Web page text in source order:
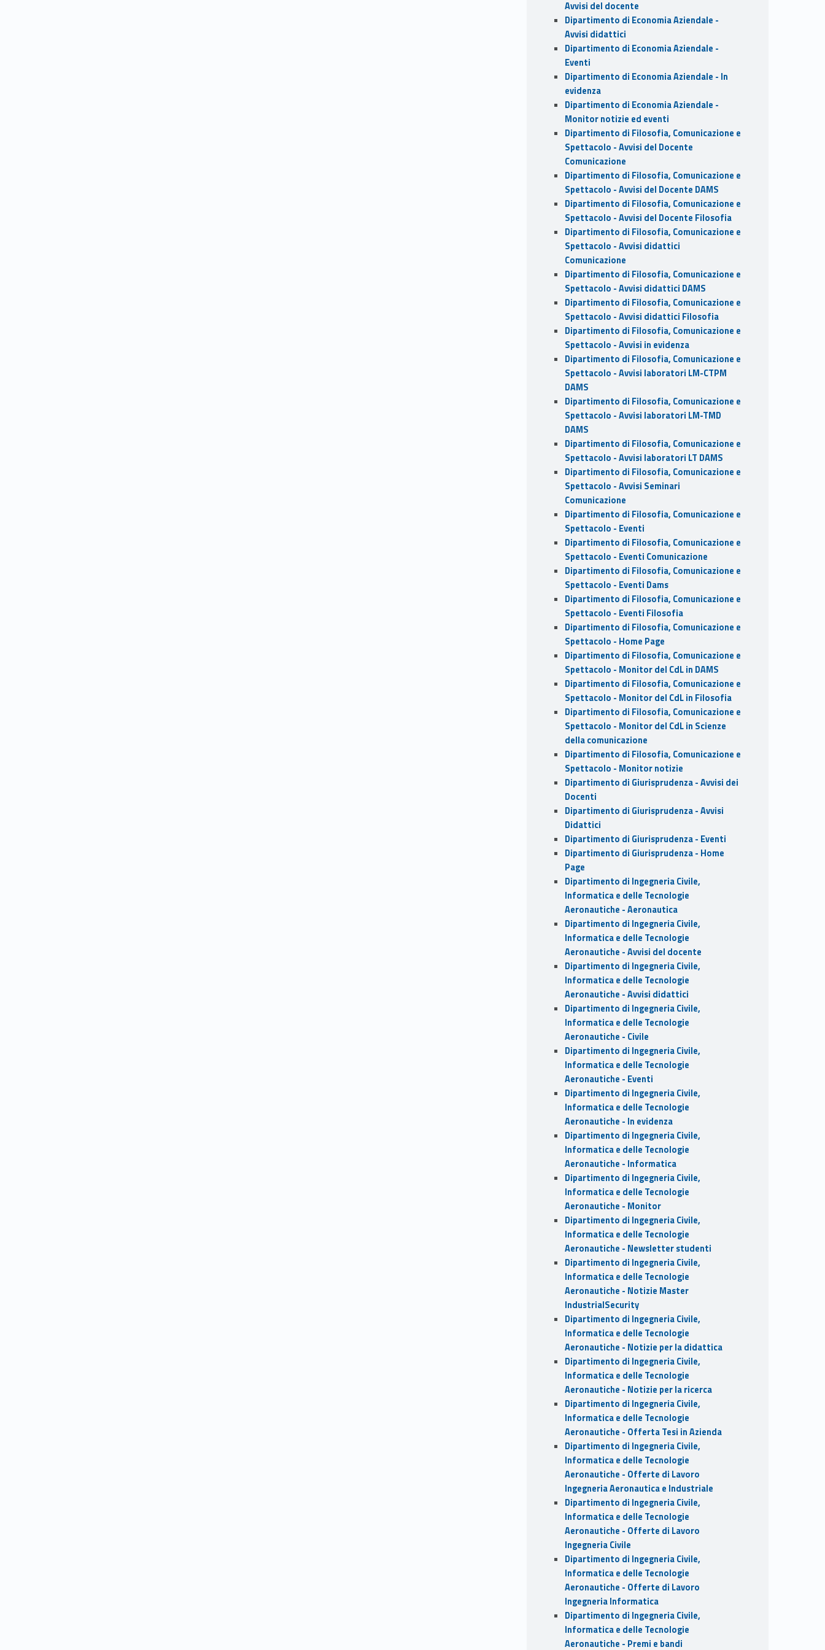
Avvisi del docente
Dipartimento di Economia Aziendale -
Avvisi didattici
Dipartimento di Economia Aziendale -
Eventi
Dipartimento di Economia Aziendale - In
evidenza
Dipartimento di Economia Aziendale -
Monitor notizie ed eventi
Dipartimento di Filosofia, Comunicazione e
Spettacolo - Avvisi del Docente
Comunicazione
Dipartimento di Filosofia, Comunicazione e
Spettacolo - Avvisi del Docente DAMS
Dipartimento di Filosofia, Comunicazione e
Spettacolo - Avvisi del Docente Filosofia
Dipartimento di Filosofia, Comunicazione e
Spettacolo - Avvisi didattici
Comunicazione
Dipartimento di Filosofia, Comunicazione e
Spettacolo - Avvisi didattici DAMS
Dipartimento di Filosofia, Comunicazione e
Spettacolo - Avvisi didattici Filosofia
Dipartimento di Filosofia, Comunicazione e
Spettacolo - Avvisi in evidenza
Dipartimento di Filosofia, Comunicazione e
Spettacolo - Avvisi laboratori LM-CTPM
DAMS
Dipartimento di Filosofia, Comunicazione e
Spettacolo - Avvisi laboratori LM-TMD
DAMS
Dipartimento di Filosofia, Comunicazione e
Spettacolo - Avvisi laboratori LT DAMS
Dipartimento di Filosofia, Comunicazione e
Spettacolo - Avvisi Seminari
Comunicazione
Dipartimento di Filosofia, Comunicazione e
Spettacolo - Eventi
Dipartimento di Filosofia, Comunicazione e
Spettacolo - Eventi Comunicazione
Dipartimento di Filosofia, Comunicazione e
Spettacolo - Eventi Dams
Dipartimento di Filosofia, Comunicazione e
Spettacolo - Eventi Filosofia
Dipartimento di Filosofia, Comunicazione e
Spettacolo - Home Page
Dipartimento di Filosofia, Comunicazione e
Spettacolo - Monitor del CdL in DAMS
Dipartimento di Filosofia, Comunicazione e
Spettacolo - Monitor del CdL in Filosofia
Dipartimento di Filosofia, Comunicazione e
Spettacolo - Monitor del CdL in Scienze
della comunicazione
Dipartimento di Filosofia, Comunicazione e
Spettacolo - Monitor notizie
Dipartimento di Giurisprudenza - Avvisi dei
Docenti
Dipartimento di Giurisprudenza - Avvisi
Didattici
Dipartimento di Giurisprudenza - Eventi
Dipartimento di Giurisprudenza - Home
Page
Dipartimento di Ingegneria Civile,
Informatica e delle Tecnologie
Aeronautiche - Aeronautica
Dipartimento di Ingegneria Civile,
Informatica e delle Tecnologie
Aeronautiche - Avvisi del docente
Dipartimento di Ingegneria Civile,
Informatica e delle Tecnologie
Aeronautiche - Avvisi didattici
Dipartimento di Ingegneria Civile,
Informatica e delle Tecnologie
Aeronautiche - Civile
Dipartimento di Ingegneria Civile,
Informatica e delle Tecnologie
Aeronautiche - Eventi
Dipartimento di Ingegneria Civile,
Informatica e delle Tecnologie
Aeronautiche - In evidenza
Dipartimento di Ingegneria Civile,
Informatica e delle Tecnologie
Aeronautiche - Informatica
Dipartimento di Ingegneria Civile,
Informatica e delle Tecnologie
Aeronautiche - Monitor
Dipartimento di Ingegneria Civile,
Informatica e delle Tecnologie
Aeronautiche - Newsletter studenti
Dipartimento di Ingegneria Civile,
Informatica e delle Tecnologie
Aeronautiche - Notizie Master
IndustrialSecurity
Dipartimento di Ingegneria Civile,
Informatica e delle Tecnologie
Aeronautiche - Notizie per la didattica
Dipartimento di Ingegneria Civile,
Informatica e delle Tecnologie
Aeronautiche - Notizie per la ricerca
Dipartimento di Ingegneria Civile,
Informatica e delle Tecnologie
Aeronautiche - Offerta Tesi in Azienda
Dipartimento di Ingegneria Civile,
Informatica e delle Tecnologie
Aeronautiche - Offerte di Lavoro
Ingegneria Aeronautica e Industriale
Dipartimento di Ingegneria Civile,
Informatica e delle Tecnologie
Aeronautiche - Offerte di Lavoro
Ingegneria Civile
Dipartimento di Ingegneria Civile,
Informatica e delle Tecnologie
Aeronautiche - Offerte di Lavoro
Ingegneria Informatica
Dipartimento di Ingegneria Civile,
Informatica e delle Tecnologie
Aeronautiche - Premi e bandi